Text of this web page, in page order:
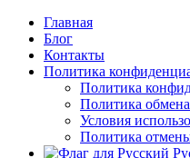
Главная
Блог
Контакты
Политика
Политика
Политика обмена
Условия
Политика отмены